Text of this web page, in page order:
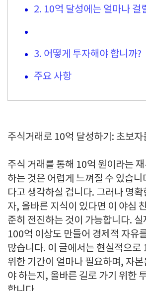
2. 10억 달성에는 얼마나 걸
3. 어떻게 투자해야 합니까?
주요 사항
주식거래로 10억 달성하기: 초보자
주식 거래를 통해 10억 원이라는
하는 것은 어렵게 느껴질 수 있습
다고 생각하실 겁니다. 그러나 명
자, 올바른 지식이 있다면 이 야심
준히 전진하는 것이 가능합니다.
100억 이상도 만들어 경제적 자유
많습니다. 이 글에서는 현실적으로
위한 기간이 얼마나 필요하며, 자본
야 하는지, 올바른 길로 가기 위한